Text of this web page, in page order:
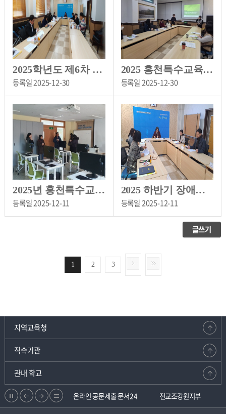
2025학년도 제6차 특수교육운영위원회
등록일2025-12-30
2025 홍천특수교육지원센터 진단평가팀 역량 강화 맞춤형 연수 운영
등록일2025-12-30
2025년 홍천특수교육지원센터 워크숍 운영 계획
등록일2025-12-11
2025 하반기 장애학생 인권지원단 협의회
등록일2025-12-11
글쓰기
1 2 3
지역교육청
직속기관
관내 학교
정
지
이
전
다
음
리
스
에듀넷 온라인 공문제출 문서24 전교조강원지부